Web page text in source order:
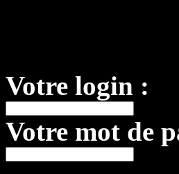
Votre login :
Votre mot de